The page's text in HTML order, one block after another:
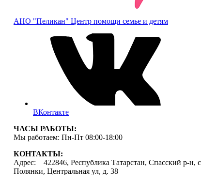
АНО "Пеликан" Центр помощи семье и детям
ВКонтакте
ЧАСЫ РАБОТЫ:
Мы работаем: Пн-Пт 08:00-18:00
КОНТАКТЫ:
Адрес: 422846, Республика Татарстан, Спасский р-н, с
Полянки, Центральная ул, д. 38